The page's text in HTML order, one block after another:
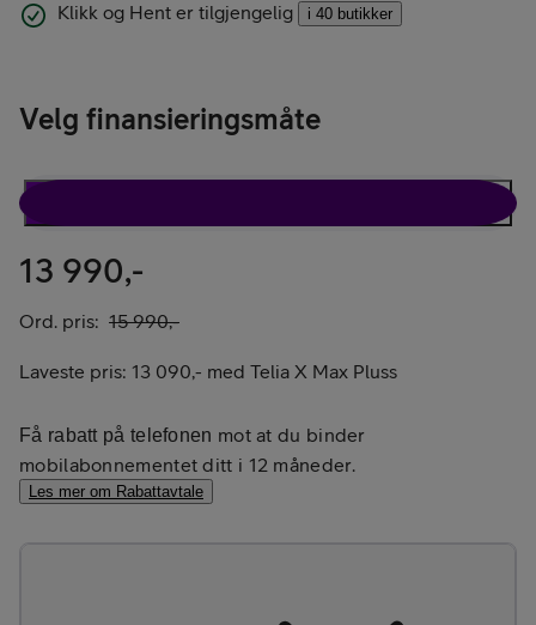
Klikk og Hent er tilgjengelig
i 40 butikker
Velg finansieringsmåte
13 990,-
Ord. pris: 15 990,-
Laveste pris: 13 090,- med Telia X Max Pluss
Få rabatt på telefonen mot at du binder
mobilabonnementet ditt i 12 måneder.
Les mer om Rabattavtale